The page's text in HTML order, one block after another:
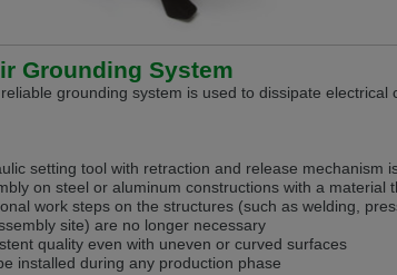
Sprache als die derzeit angezeigte bevorzugt.
Version bleiben
version
jaký je momentálně používán. Tato stránka je k
této verzi
Grounding System
grounding system is used to dissipate electrical
setting tool with retraction and release mechanism
on steel or aluminum constructions with a material
work steps on the structures (such as welding,
site) are no longer necessary
quality even with uneven or curved surfaces
installed during any production phase